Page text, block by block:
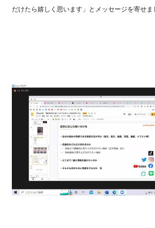
だけたら嬉しく思います」とメッセージを寄せま